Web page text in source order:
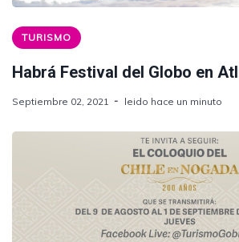
TURISMO
Habrá Festival del Globo en
Septiembre 02, 2021 leido hace un minuto